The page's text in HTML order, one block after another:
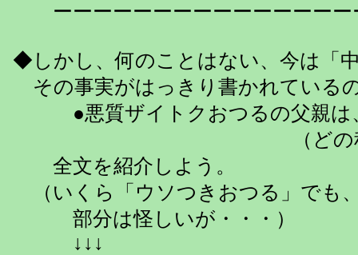
ーーーーーーーーーーーーーーー
◆しかし、何のことはない、今は「
その事実がはっきり書かれている
●悪質ザイトクおつるの父親は、
（どの程度の階級だ
全文を紹介しよう。
（いくら「ウソつきおつる」でも
部分は怪しいが・・・）
↓↓↓